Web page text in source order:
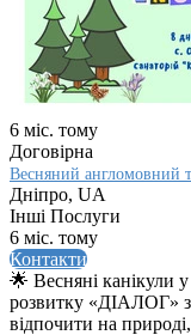
6 міс. тому
Договірна
Весняний англомовний
Дніпро, UA
Інші Послуги
6 міс. тому
Контакти
🌟 Весняні канікули
розвитку «ДІАЛОГ»
відпочити на